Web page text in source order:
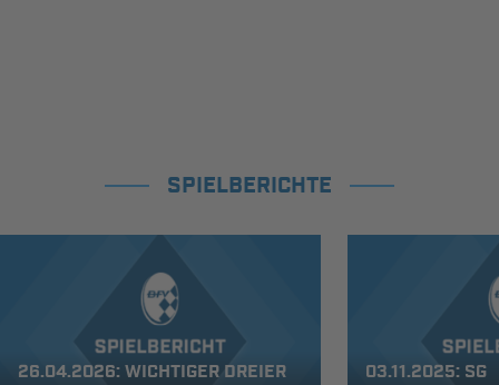
SPIELBERICHTE
26.04.2026: WICHTIGER DREIER
03.11.2025: SG